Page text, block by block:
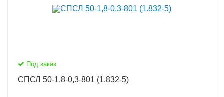
Под заказ
СПСЛ 50-1,8-0,3-801 (1.832-5)